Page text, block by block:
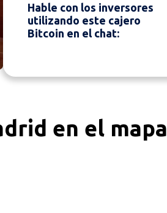
Hable con los inversores
utilizando este cajero
Bitcoin en el chat:
en el mapa